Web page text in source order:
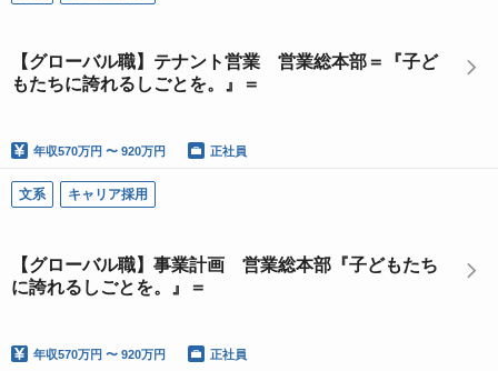
【グローバル職】テナント営業 営業総本部＝『子ど
もたちに誇れるしごとを。』＝
年収570万円 〜 920万円 正社員
文系 キャリア採用
【グローバル職】事業計画 営業総本部『子どもたち
に誇れるしごとを。』＝
年収570万円 〜 920万円 正社員